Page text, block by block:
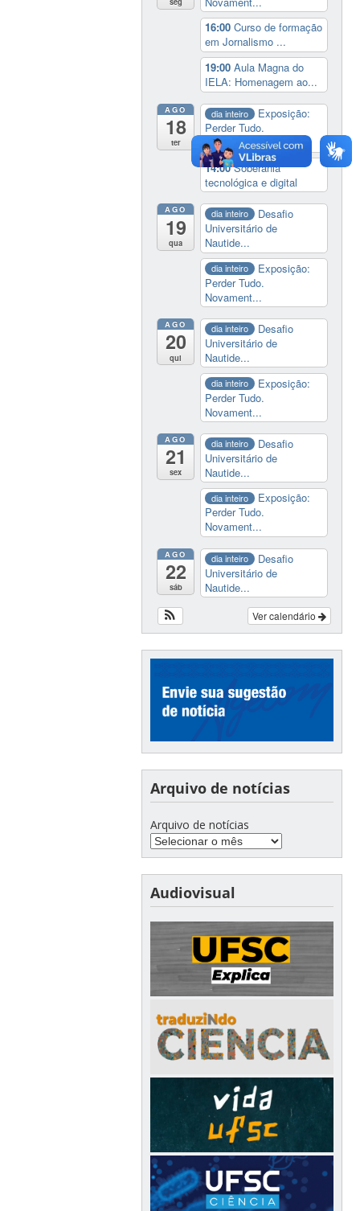
16:00Curso de formação
em Jornalismo ...
19:00Aula Magna do
IELA: Homenagem ao...
AGO
18
ter
dia inteiro
Exposição:
Perder Tudo.
Novament...
14:00Soberania
tecnológica e digital
AGO
19
qua
dia inteiro
Desafio
Universitário de
Nautide...
dia inteiro
Exposição:
Perder Tudo.
Novament...
AGO
20
qui
dia inteiro
Desafio
Universitário de
Nautide...
dia inteiro
Exposição:
Perder Tudo.
Novament...
AGO
21
sex
dia inteiro
Desafio
Universitário de
Nautide...
dia inteiro
Exposição:
Perder Tudo.
Novament...
AGO
22
sáb
dia inteiro
Desafio
Universitário de
Nautide...
Ver calendário
Arquivo de notícias
Arquivo de notícias
Audiovisual